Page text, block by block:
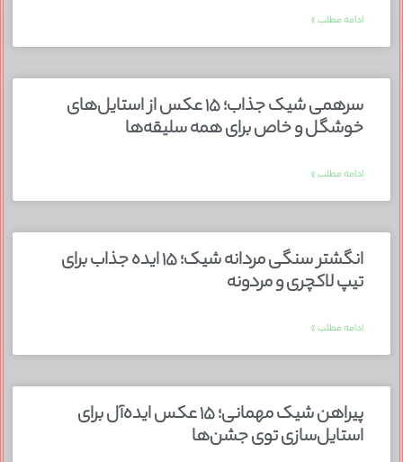
ادامه مطلب »
سرهمی شیک جذاب؛ ۱۵ عکس از استایل‌های
خوشگل و خاص برای همه سلیقه‌ها
ادامه مطلب »
انگشتر سنگی مردانه شیک؛ ۱۵ ایده جذاب برای
تیپ لاکچری و مردونه
ادامه مطلب »
پیراهن شیک مهمانی؛ ۱۵ عکس ایده‌آل برای
استایل‌سازی توی جشن‌ها